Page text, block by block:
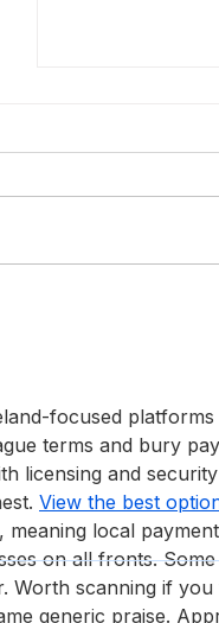
focused
terms and bury
licensing and
View the best
local
on all fronts.
Worth scanning if
generic praise.